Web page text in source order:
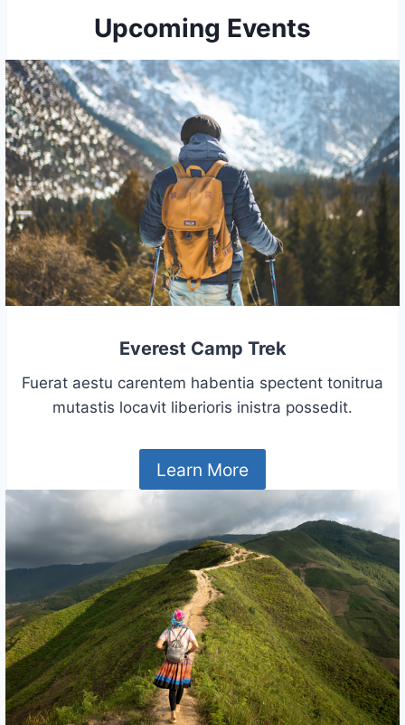
Upcoming Events
Everest Camp Trek
Fuerat aestu carentem habentia spectent tonitrua
mutastis locavit liberioris inistra possedit.
Learn More